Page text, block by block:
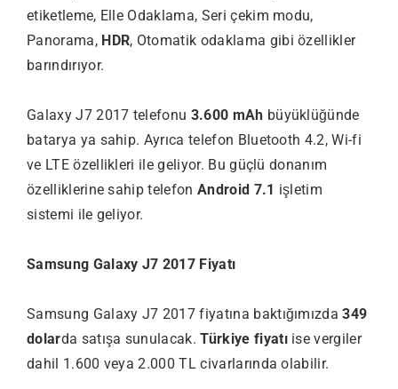
etiketleme, Elle Odaklama, Seri çekim modu,
Panorama, HDR, Otomatik odaklama gibi özellikler
barındırıyor.
Galaxy J7 2017 telefonu 3.600 mAh büyüklüğünde
batarya ya sahip. Ayrıca telefon Bluetooth 4.2, Wi-fi
ve LTE özellikleri ile geliyor. Bu güçlü donanım
özelliklerine sahip telefon Android 7.1 işletim
sistemi ile geliyor.
Samsung Galaxy J7 2017 Fiyatı
Samsung Galaxy J7 2017 fiyatına baktığımızda349
dolarda satışa sunulacak.Türkiye fiyatıise vergiler
dahil 1.600 veya 2.000 TL civarlarında olabilir.